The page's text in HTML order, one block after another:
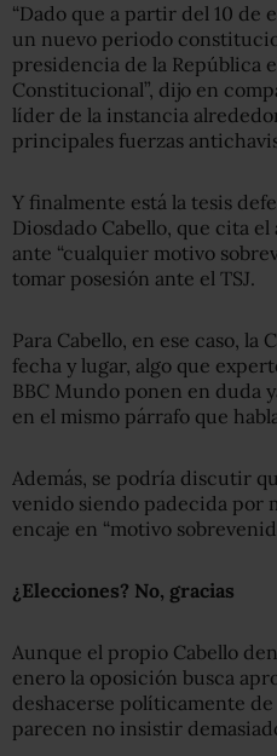
“Dado que a partir del 10 de
un nuevo periodo
presidencia de la República
Constitucional”, dijo en
líder de la instancia
principales fuerzas
Y finalmente está la tesis
Diosdado Cabello, que cita
ante “cualquier motivo
tomar posesión ante el TSJ.
Para Cabello, en ese caso, la
fecha y lugar, algo que
BBC Mundo ponen en duda
en el mismo párrafo que
Además, se podría discutir
venido siendo padecida por
encaje en “motivo
¿Elecciones? No, gracias
Aunque el propio Cabello
enero la oposición busca
deshacerse políticamente
parecen no insistir